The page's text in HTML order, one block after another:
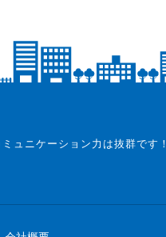
ュニケーション力は抜群です！